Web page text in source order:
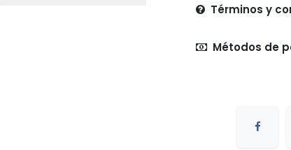
Términos y
Métodos de